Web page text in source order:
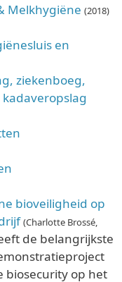
Melkhygiëne (2018)
en
ziekenboeg,
bioveiligheid op
(Charlotte Brossé,
de belangrijkste
biosecurity op het